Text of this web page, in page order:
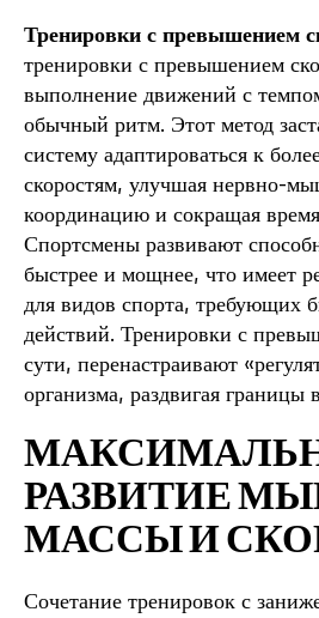
Тренировки с превышением
тренировки с превышением
выполнение движений с
обычный ритм. Этот метод
систему адаптироваться к
скоростям, улучшая нервно-
координацию и сокращая
Спортсмены развивают
быстрее и мощнее, что имеет
для видов спорта, требующих
действий. Тренировки с
сути, перенастраивают
организма, раздвигая границы
РАЗВИТИЕ
МАССЫ И
Сочетание тренировок с